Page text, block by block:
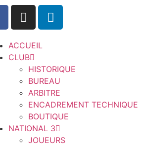
ACCUEIL
CLUB
HISTORIQUE
BUREAU
ARBITRE
ENCADREMENT TECHNIQUE
BOUTIQUE
NATIONAL 3
JOUEURS